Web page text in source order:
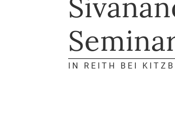
IN REITH BEI